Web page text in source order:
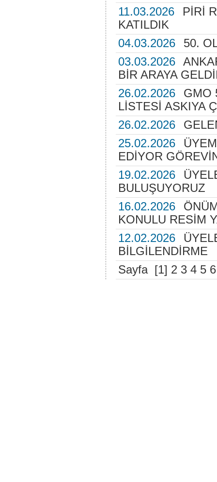
11.03.2026
PİRİ
KATILDIK
04.03.2026
50.
03.03.2026
BİR ARAYA
26.02.2026
GMO
LİSTESİ ASKIYA
26.02.2026
25.02.2026
EDİYOR
19.02.2026
BULUŞUYORUZ
16.02.2026
KONULU RESİM
12.02.2026
BİLGİLENDİRME
Sayfa [1] 2 3 4 5 6